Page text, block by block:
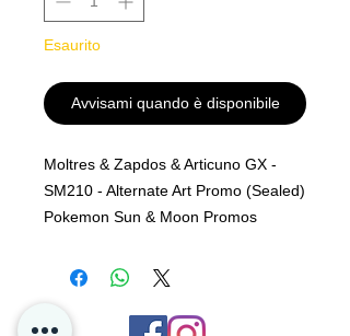
Esaurito
Avvisami quando è disponibile
Moltres & Zapdos & Articuno GX -
SM210 - Alternate Art Promo (Sealed)
Pokemon Sun & Moon Promos
Vi i P4D jobber med å ha et så stort